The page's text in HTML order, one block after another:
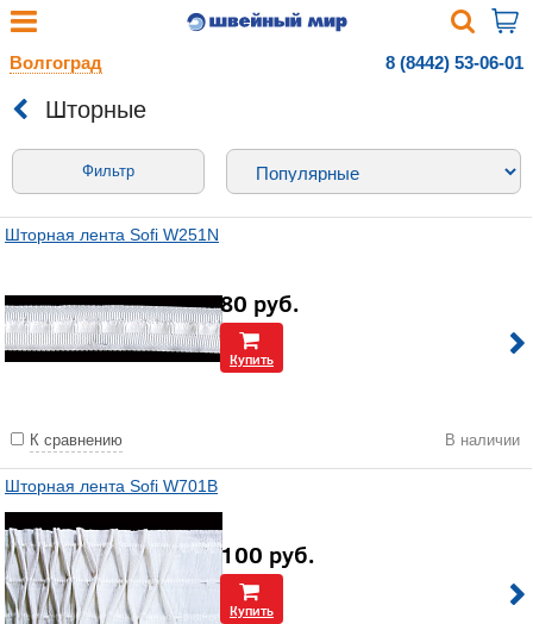
Волгоград 8 (8442) 53-06-01
Шторные
Фильтр
Шторная лента Sofi W251N
80 руб.
Купить
К сравнению В наличии
Шторная лента Sofi W701B
100 руб.
Купить